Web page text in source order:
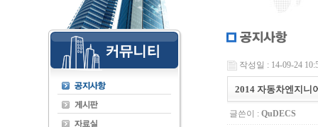
작성일 : 14-09-24
2014 자동차엔지니
글쓴이 : QuDECS